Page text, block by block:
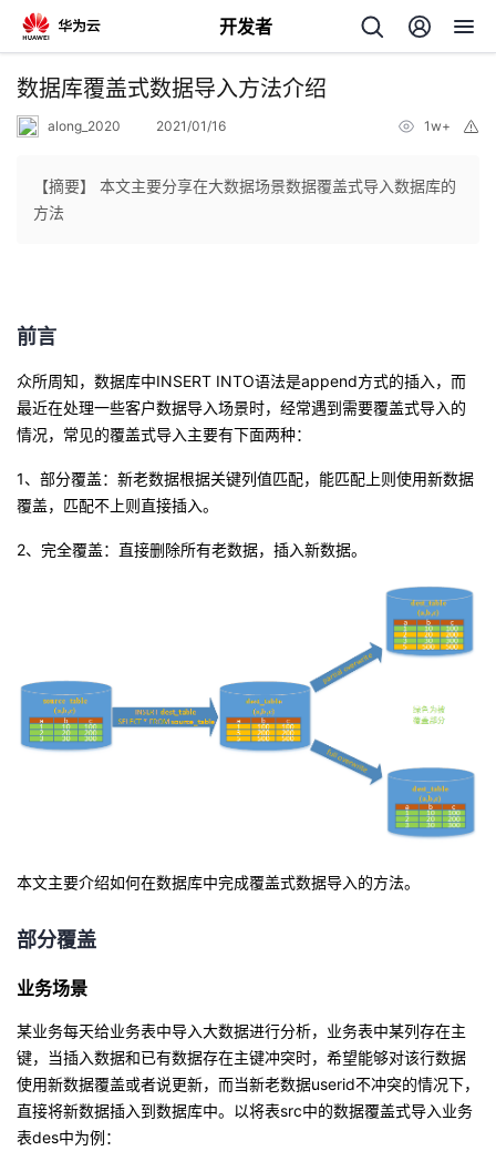
开发者
返
人
主
页
的
开
发
博
客
的
论
我
的
我
开
发
者
的
Programs
的
支
数据库覆盖式数据导入方法介绍
along_2020 2021/01/16 1w+
【摘要】 本文主要分享在大数据场景数据覆盖式导入数据库的
方法
前言
众所周知，数据库中INSERT INTO语法是append方式的插入，而
最近在处理一些客户数据导入场景时，经常遇到需要覆盖式导入的
情况，常见的覆盖式导入主要有下面两种：
1、部分覆盖：新老数据根据关键列值匹配，能匹配上则使用新数据
覆盖，匹配不上则直接插入。
2、完全覆盖：直接删除所有老数据，插入新数据。
本文主要介绍如何在数据库中完成覆盖式数据导入的方法。
部分覆盖
业务场景
某业务每天给业务表中导入大数据进行分析，业务表中某列存在主
键，当插入数据和已有数据存在主键冲突时，希望能够对该行数据
使用新数据覆盖或者说更新，而当新老数据userid不冲突的情况下，
直接将新数据插入到数据库中。以将表src中的数据覆盖式导入业务
表des中为例：